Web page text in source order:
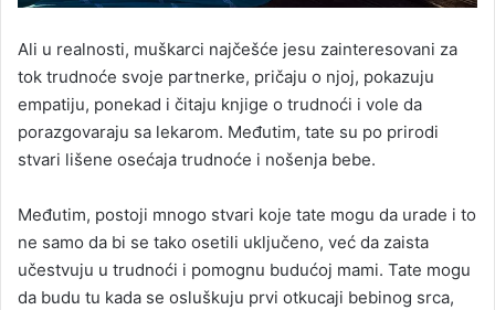
Ali u realnosti, muškarci najčešće jesu zainteresovani za
tok trudnoće svoje partnerke, pričaju o njoj, pokazuju
empatiju, ponekad i čitaju knjige o trudnoći i vole da
porazgovaraju sa lekarom. Međutim, tate su po prirodi
stvari lišene osećaja trudnoće i nošenja bebe.
Međutim, postoji mnogo stvari koje tate mogu da urade i to
ne samo da bi se tako osetili uključeno, već da zaista
učestvuju u trudnoći i pomognu budućoj mami. Tate mogu
da budu tu kada se osluškuju prvi otkucaji bebinog srca,